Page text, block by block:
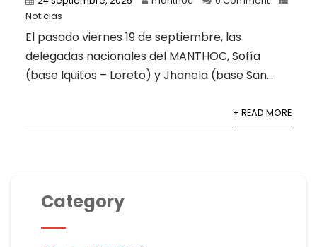
Noticias
El pasado viernes 19 de septiembre, las
delegadas nacionales del MANTHOC, Sofía
(base Iquitos – Loreto) y Jhanela (base San...
+ READ MORE
Category